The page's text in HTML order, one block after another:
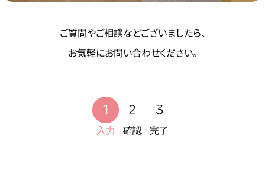
ご質問やご相談などございましたら、
お気軽にお問い合わせください。
入力 確認 完了